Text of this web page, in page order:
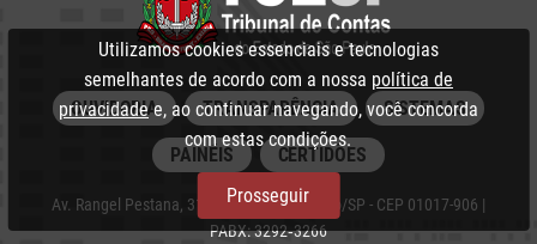
OUVIDORIA TRANSPARÊNCIA SISTEMAS
PAINÉIS CERTIDÕES
Av. Rangel Pestana, 315 - Centro, São Paulo/SP - CEP 01017-906 |
PABX: 3292‑3266
Utilizamos cookies essenciais e tecnologias
semelhantes de acordo com a nossa política de
privacidadee, ao continuar navegando, você concorda
com estas condições.
Prosseguir